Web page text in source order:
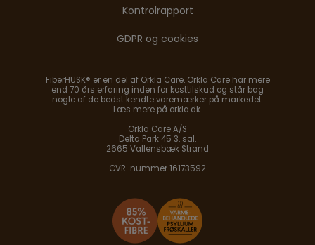
Kontrolrapport
GDPR og cookies
FiberHUSK® er en del af Orkla Care. Orkla Care har mere
end 70 års erfaring inden for kosttilskud og står bag
nogle af de bedst kendte varemærker på markedet.
Læs mere på orkla.dk.
Orkla Care A/S
Delta Park 45 3. sal.
2665 Vallensbæk Strand
CVR-nummer 16173592